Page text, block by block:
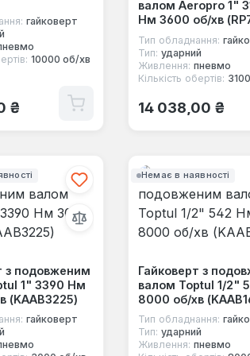
гайковерт
10000 об/хв
₴
валом Aeropro 1"
Нм 3600 об/хв
Тип обладнання:
Тип: ударний
Живлення: пневмо
Кількість обертів:
Звичайна ціна:
14 038,00 ₴
з подовженим
1" 3390 Нм
(KAAB3225)
гайковерт
Немає в наявності
Гайковерт з
валом Toptul 1/2"
8000 об/хв
Тип обладнання:
Тип: ударний
Живлення: пневмо